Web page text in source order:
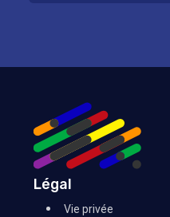
Légal
Vie privée